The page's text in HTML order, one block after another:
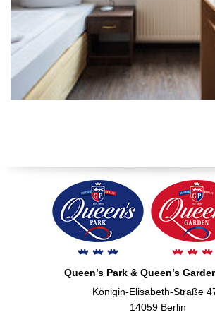
Queen’s Park & Queen’s
Königin-Elisabeth-Straße
14059 Berlin